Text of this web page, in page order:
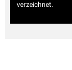
verzeichnet.